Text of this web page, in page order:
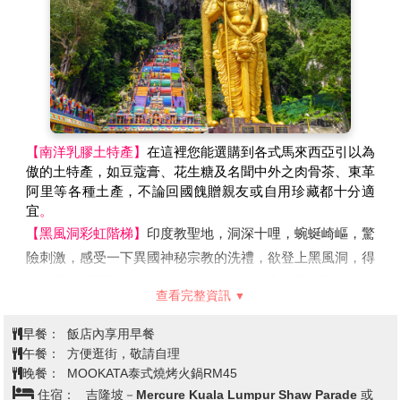
為是元首宮邸，僅能在外面拍照留念。
【熱帶可可巧克力】可可是馬來西亞非常重要的經濟作物，
甚至享譽國際的「美祿」更是被馬來西亞人民認為是國民飲
料，富有創意力的馬來西亞人民，更是利用熱帶特產水果做
為內餡，讓巧克力產品更具生命力，口味獨特之外也相當具
有當地南洋風味。
【茨廠街鬼仔巷】 若說雙峰塔(KLCC)是吉隆坡地標性建
築，那麼最具歷史代表性的肯定非茨廠街莫屬。有著 140
多年歷史的茨廠街乃吉隆坡最早的開發的唐人街，保存了濃
郁的東方風情，猶其在夜間，商販們紛紛沿街擺攤兜售服
飾、紀念品、名牌仿冒品以及地道美食... 是大馬旅遊必到
除了美真林，唐人街還有一幢非常典雅
且顯眼的英式老建築，這間原建於1911年的老郵局，目前
已改為源昌隆咖啡店，這裡不但保留著60年代的復古情
懷，也有著各式傳統南洋美食。
【南洋乳膠土特產】 在這裡您能選購到各式馬來西亞引以為
傲的土特產，如豆蔻膏、花生糖及名聞中外之肉骨茶、東革
阿里等各種土產，不論回國餽贈親友或自用珍藏都十分適
宜。
【黑風洞彩虹階梯】 印度教聖地，洞深十哩，蜿蜒崎嶇，驚
險刺激，感受一下異國神秘宗教的洗禮，欲登上黑風洞，得
大寶森節慶祝活動的重鎮，洞內成群的猴子及蝙蝠，洞內還
有一個高達100公尺的寺廟透天洞，偶有陽光斜線而入，呈
現出奇詭莊嚴的氣氛。
【法國村科瑪小鎮】法國村是仿照法國科爾馬（Colmar）
查看完整資訊
早餐：
飯店內享用早餐
午餐：
方便逛街，敬請自理
晚餐：
MOOKATA泰式燒烤火鍋RM45
住宿：
吉隆坡－Mercure Kuala Lumpur Shaw Parade 或